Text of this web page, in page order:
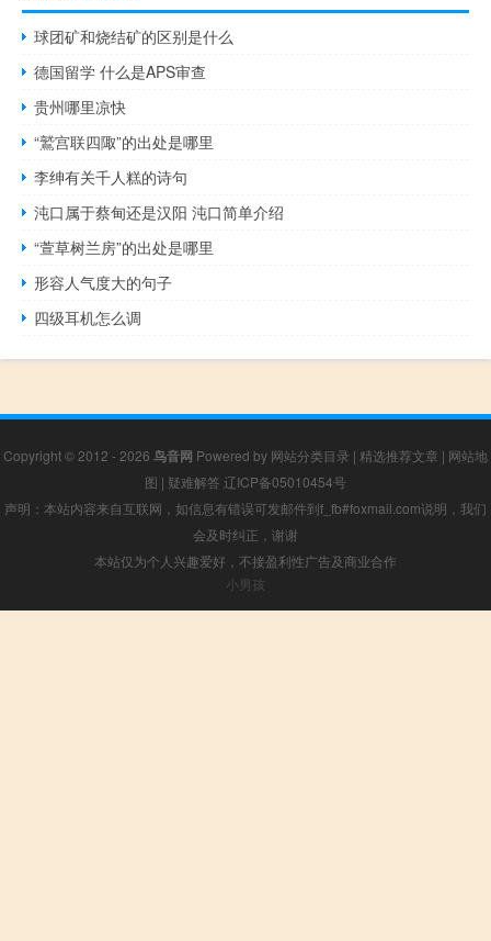
球团矿和烧结矿的区别是什么
德国留学 什么是APS审查
贵州哪里凉快
“鷲宫联四陬”的出处是哪里
李绅有关千人糕的诗句
沌口属于蔡甸还是汉阳 沌口简单介绍
“萱草树兰房”的出处是哪里
形容人气度大的句子
四级耳机怎么调
Copyright © 2012 - 2026 鸟音网 Powered by 网站分类目录 | 精选推荐文章 | 网站地
图 | 疑难解答 辽ICP备05010454号
声明：本站内容来自互联网，如信息有错误可发邮件到f_fb#foxmail.com说明，我们
会及时纠正，谢谢
本站仅为个人兴趣爱好，不接盈利性广告及商业合作
小男孩